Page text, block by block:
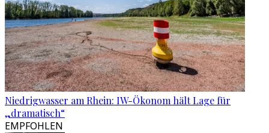
Niedrigwasser am Rhein: IW-Ökonom hält Lage für
„dramatisch“
EMPFOHLEN